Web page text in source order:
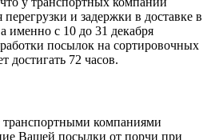
и задержки в доставке в
именно с 10 до 31 декабря
посылок на сортировочных
достигать 72 часов.
транспортными компаниями
Вашей посылки от порчи при